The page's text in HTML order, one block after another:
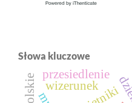
Słowa kluczowe
wizerunek
przesiedlenie